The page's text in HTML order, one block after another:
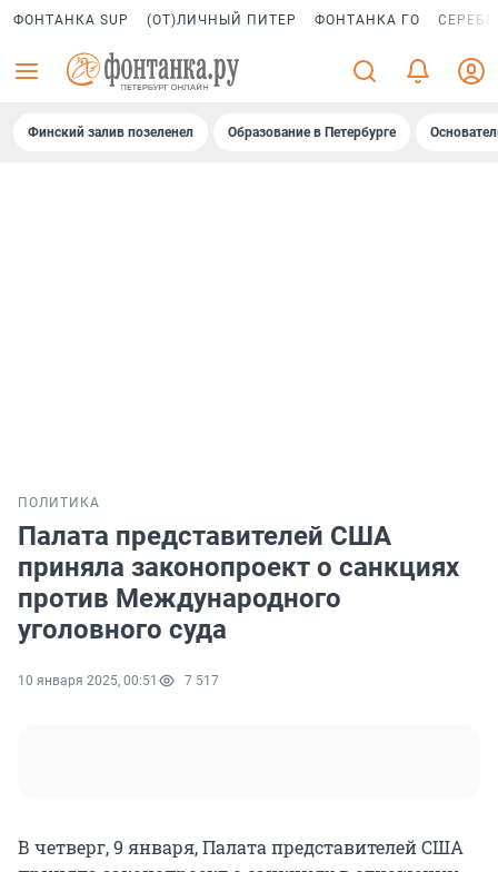
ФОНТАНКА SUP (ОТ)ЛИЧНЫЙ ПИТЕР ФОНТАНКА ГО
Финский залив позеленел Образование в Петербурге
ПОЛИТИКА
Палата представителей США
приняла законопроект о санкциях
против Международного
уголовного суда
10 января 2025, 00:51 7 517
В четверг, 9 января, Палата представителей США